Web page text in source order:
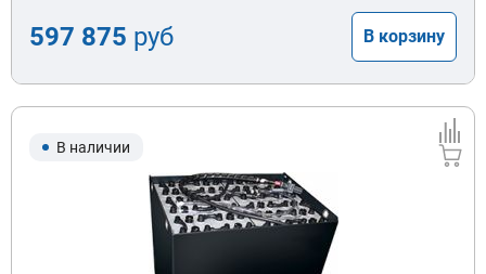
597 875 руб В корзину
В наличии